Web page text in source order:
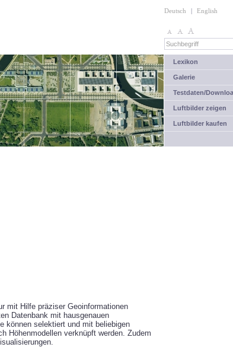
Deutsch | English
Lexikon
Galerie
Testdaten/
Luftbilder zeigen
Luftbilder kaufen
mit Hilfe präziser Geoinformationen
Datenbank mit hausgenauen
können selektiert und mit beliebigen
Höhenmodellen verknüpft werden. Zudem